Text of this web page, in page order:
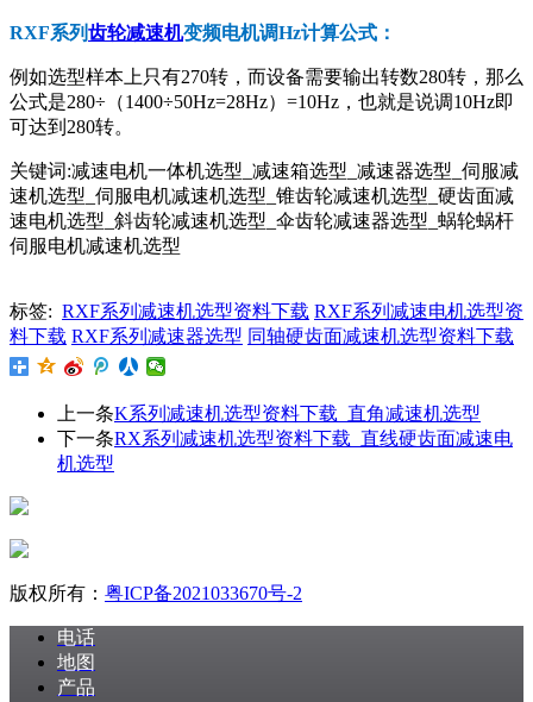
RXF系列齿轮减速机变频电机调Hz计算公式：
例如选型样本上只有270转，而设备需要输出转数280转，那么
公式是280÷（1400÷50Hz=28Hz）=10Hz，也就是说调10Hz即
可达到280转。
关键词:减速电机一体机选型_减速箱选型_减速器选型_伺服减
速机选型_伺服电机减速机选型_锥齿轮减速机选型_硬齿面减
速电机选型_斜齿轮减速机选型_伞齿轮减速器选型_蜗轮蜗杆
伺服电机减速机选型
标签: RXF系列减速机选型资料下载 RXF系列减速电机选型资
料下载 RXF系列减速器选型 同轴硬齿面减速机选型资料下载
上一条K系列减速机选型资料下载_直角减速机选型
下一条RX系列减速机选型资料下载_直线硬齿面减速电
机选型
版权所有： 粤ICP备2021033670号-2
电话
地图
产品